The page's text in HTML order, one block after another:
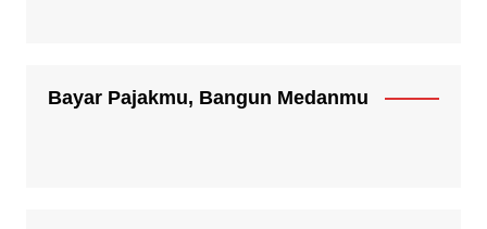
Bayar Pajakmu, Bangun Medanmu